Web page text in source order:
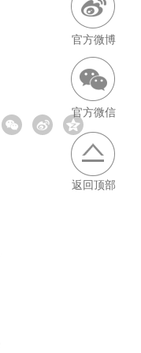
官方微博
官方微信
返回顶部